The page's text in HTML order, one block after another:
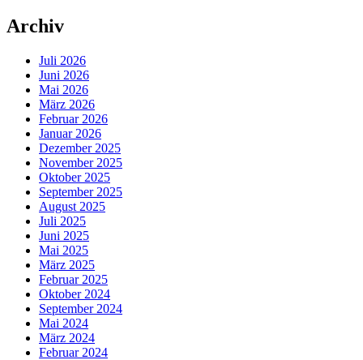
Archiv
Juli 2026
Juni 2026
Mai 2026
März 2026
Februar 2026
Januar 2026
Dezember 2025
November 2025
Oktober 2025
September 2025
August 2025
Juli 2025
Juni 2025
Mai 2025
März 2025
Februar 2025
Oktober 2024
September 2024
Mai 2024
März 2024
Februar 2024